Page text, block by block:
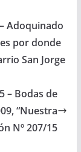
Adoquinado
por donde
San Jorge
– Bodas de
“Nuestra
Nº 207/15